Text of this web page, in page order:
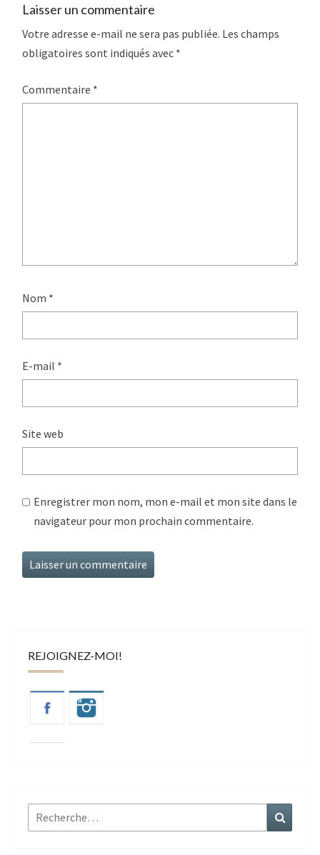
Laisser un commentaire
Votre adresse e-mail ne sera pas publiée. Les champs
obligatoires sont indiqués avec *
Commentaire *
Nom *
E-mail *
Site web
Enregistrer mon nom, mon e-mail et mon site dans le
navigateur pour mon prochain commentaire.
REJOIGNEZ-MOI!
Rechercher :